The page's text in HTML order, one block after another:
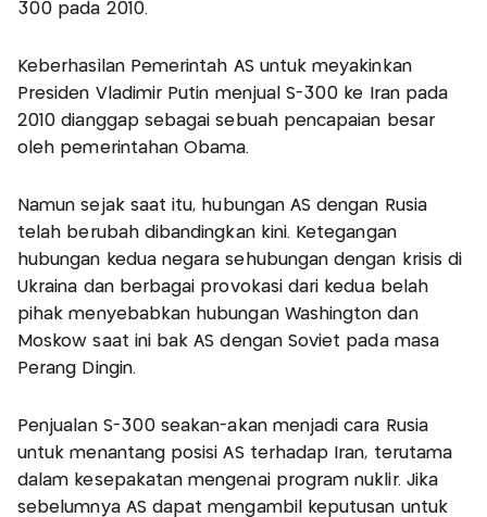
300 pada 2010.
Keberhasilan Pemerintah AS untuk meyakinkan
Presiden Vladimir Putin menjual S-300 ke Iran pada
2010 dianggap sebagai sebuah pencapaian besar
oleh pemerintahan Obama.
Namun sejak saat itu, hubungan AS dengan Rusia
telah berubah dibandingkan kini. Ketegangan
hubungan kedua negara sehubungan dengan krisis di
Ukraina dan berbagai provokasi dari kedua belah
pihak menyebabkan hubungan Washington dan
Moskow saat ini bak AS dengan Soviet pada masa
Perang Dingin.
Penjualan S-300 seakan-akan menjadi cara Rusia
untuk menantang posisi AS terhadap Iran, terutama
dalam kesepakatan mengenai program nuklir. Jika
sebelumnya AS dapat mengambil keputusan untuk